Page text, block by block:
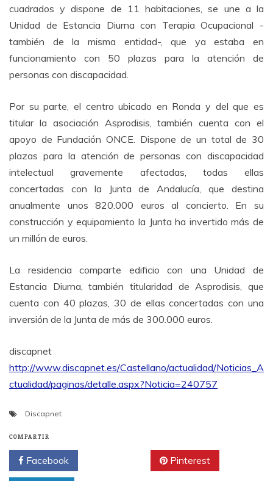
cuadrados y dispone de 11 habitaciones, se une a la
Unidad de Estancia Diurna con Terapia Ocupacional -
también de la misma entidad-, que ya estaba en
funcionamiento con 50 plazas para la atención de
personas con discapacidad.
Por su parte, el centro ubicado en Ronda y del que es
titular la asociación Asprodisis, también cuenta con el
apoyo de Fundación ONCE. Dispone de un total de 30
plazas para la atención de personas con discapacidad
intelectual gravemente afectadas, todas ellas
concertadas con la Junta de Andalucía, que destina
anualmente unos 820.000 euros al concierto. En su
construcción y equipamiento la Junta ha invertido más de
un millón de euros.
La residencia comparte edificio con una Unidad de
Estancia Diurna, también titularidad de Asprodisis, que
cuenta con 40 plazas, 30 de ellas concertadas con una
inversión de la Junta de más de 300.000 euros.
discapnet
http://www.discapnet.es/Castellano/actualidad/Noticias_A
ctualidad/paginas/detalle.aspx?Noticia=240757
Discapnet
COMPARTIR
Facebook Pinterest